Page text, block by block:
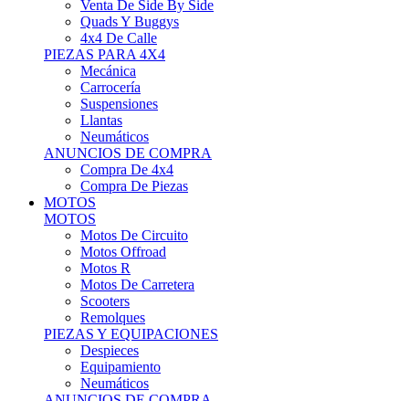
Motos R
Motos De Carretera
Scooters
Remolques
PIEZAS Y EQUIPACIONES
Despieces
Equipamiento
Neumáticos
ANUNCIOS DE COMPRA
Compra Motos
Compra Piezas
ASISTENCIA Y TALLER
ASISTENCIA Y TALLER
Camiones
Autobuses
Furgonetas
Venta De Remolques
Alquiler De Remolques O Furgones
Carpas
Herramientas
ANUNCIOS DE COMPRA
Compra De Vehículos
Compra De Herramientas